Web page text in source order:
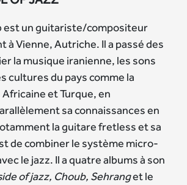
est un guitariste/compositeur
à Vienne, Autriche. Il a passé des
la musique iranienne, les sons
cultures du pays comme la
et Turque, en
sa connaissances en
la guitare fretless et sa
de combiner le système micro-
le jazz. Il a quatre albums à son
of jazz, Choub, Sehranget le